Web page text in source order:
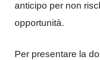
anticipo per non
opportunità.
Per presentare la